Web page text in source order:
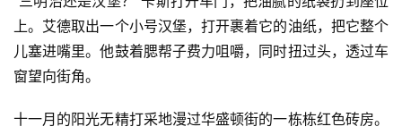
上。艾德取出一个小号汉堡，打开裹着它的油纸，把它整个
儿塞进嘴里。他鼓着腮帮子费力咀嚼，同时扭过头，透过车
窗望向街角。
十一月的阳光无精打采地漫过华盛顿街的一栋栋红色砖房。